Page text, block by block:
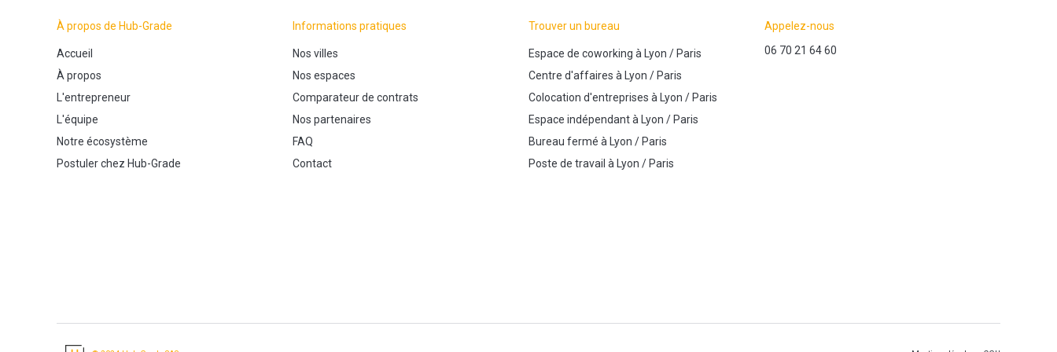
À propos de Hub-Grade
Accueil
À propos
L'entrepreneur
L'équipe
Notre écosystème
Postuler chez Hub-Grade
Informations pratiques
Nos villes
Nos espaces
Comparateur de contrats
Nos partenaires
FAQ
Contact
Trouver un bureau
Espace de coworking à Lyon /Paris
Centre d'affaires à Lyon /Paris
Colocation d'entreprises à Lyon /Paris
Espace indépendantà Lyon /Paris
Bureau fermé à Lyon /Paris
Poste de travail à Lyon /Paris
Appelez-nous
06 70 21 64 60